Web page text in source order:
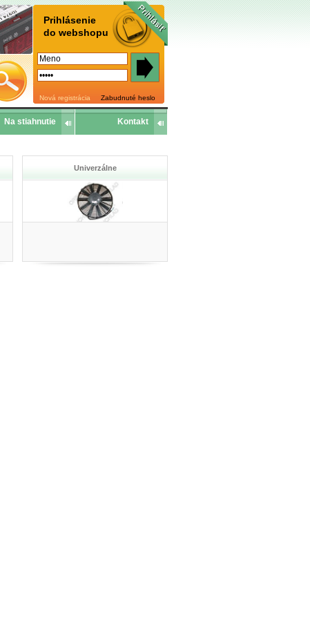
Prihlásenie
do webshopu
Nová registrácia Zabudnuté heslo
Na stiahnutie Kontakt
Univerzálne